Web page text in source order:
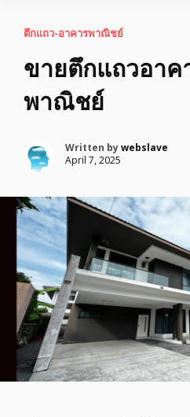
ตึกแถว-อาคารพาณิชย์
ขายตึกแถวอา
พาณิชย์
Written bywebslave
April 7, 2025